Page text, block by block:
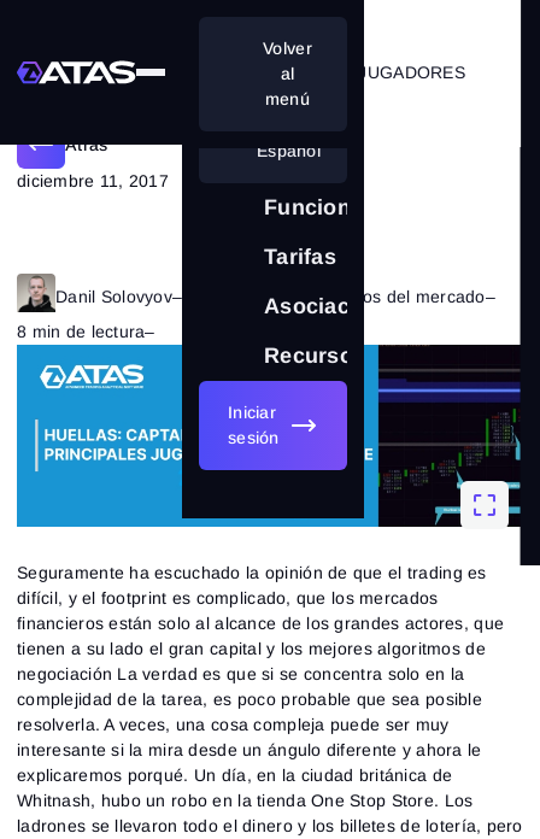
Funciones
Tarifas
Asociación
Recursos
Español
Iniciar
sesión
Volver
al
menú
CAPTANDO A LOS PRINCIPALES JUGADORES
Atrás
diciembre 11, 2017
Danil Solovyov– Fundamentos del mercado–
8 min de lectura–
Seguramente ha escuchado la opinión de que el trading es
difícil, y el footprint es complicado, que los mercados
financieros están solo al alcance de los grandes actores, que
tienen a su lado el gran capital y los mejores algoritmos de
negociación La verdad es que si se concentra solo en la
complejidad de la tarea, es poco probable que sea posible
resolverla. A veces, una cosa compleja puede ser muy
interesante si la mira desde un ángulo diferente y ahora le
explicaremos porqué. Un día, en la ciudad británica de
Whitnash, hubo un robo en la tienda One Stop Store. Los
ladrones se llevaron todo el dinero y los billetes de lotería, pero